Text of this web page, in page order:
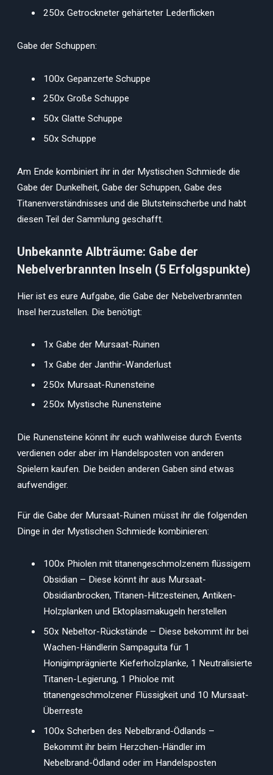
250x Getrockneter gehärteter Lederflicken
Gabe der Schuppen:
100x Gepanzerte Schuppe
250x Große Schuppe
50x Glatte Schuppe
50x Schuppe
Am Ende kombiniert ihr in der Mystischen Schmiede die
Gabe der Dunkelheit, Gabe der Schuppen, Gabe des
Titanenverständnisses und die Blutsteinscherbe und habt
diesen Teil der Sammlung geschafft.
Unbekannte Albträume: Gabe der
Nebelverbrannten Inseln (5 Erfolgspunkte)
Hier ist es eure Aufgabe, die Gabe der Nebelverbrannten
Insel herzustellen. Die benötigt:
1x Gabe der Mursaat-Ruinen
1x Gabe der Janthir-Wanderlust
250x Mursaat-Runensteine
250x Mystische Runensteine
Die Runensteine könnt ihr euch wahlweise durch Events
verdienen oder aber im Handelsposten von anderen
Spielern kaufen. Die beiden anderen Gaben sind etwas
aufwendiger.
Für die Gabe der Mursaat-Ruinen müsst ihr die folgenden
Dinge in der Mystischen Schmiede kombinieren:
100x Phiolen mit titanengeschmolzenem flüssigem
Obsidian – Diese könnt ihr aus Mursaat-
Obsidianbrocken, Titanen-Hitzesteinen, Antiken-
Holzplanken und Ektoplasmakugeln herstellen
50x Nebeltor-Rückstände – Diese bekommt ihr bei
Wachen-Händlerin Sampaguita für 1
Honigimprägnierte Kieferholzplanke, 1 Neutralisierte
Titanen-Legierung, 1 Phioloe mit
titanengeschmolzener Flüssigkeit und 10 Mursaat-
Überreste
100x Scherben des Nebelbrand-Ödlands –
Bekommt ihr beim Herzchen-Händler im
Nebelbrand-Ödland oder im Handelsposten